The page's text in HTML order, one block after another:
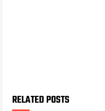
RELATED POSTS